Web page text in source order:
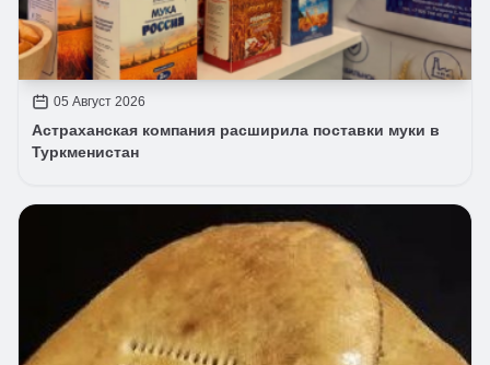
05 Август 2026
Астраханская компания расширила поставки муки в
Туркменистан